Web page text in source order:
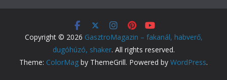
Copyright © 2026 GasztroMagazin – fakanál, habverő,
dugóhúzó, shaker. All rights reserved.
Theme: ColorMag by ThemeGrill. Powered by WordPress.